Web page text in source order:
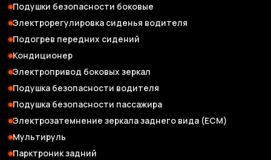
Подушки безопасности боковые
Электрорегулировка сиденья водителя
Подогрев передних сидений
Кондиционер
Электропривод боковых зеркал
Подушка безопасности водителя
Подушка безопасности пассажира
Электрозатемнение зеркала заднего вида (ЕСМ)
Мультируль
Парктроник задний